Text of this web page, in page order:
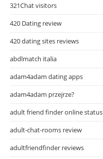
321Chat visitors
420 Dating review
420 dating sites reviews
abdlmatch italia
adam4adam dating apps
adam4adam przejrze?
adult friend finder online status
adult-chat-rooms review
adultfriendfinder reviews